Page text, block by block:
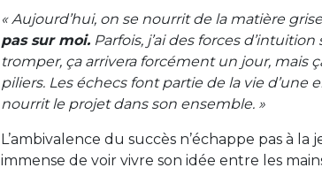
« Aujourd’hui, on se nourrit de la matière
pas sur moi. Parfois, j’ai des forces
tromper, ça arrivera forcément un jour, mais
piliers. Les échecs font partie de la vie d’une
nourrit le projet dans son ensemble. »
L’ambivalence du succès n’échappe pas à
immense de voir vivre son idée entre les